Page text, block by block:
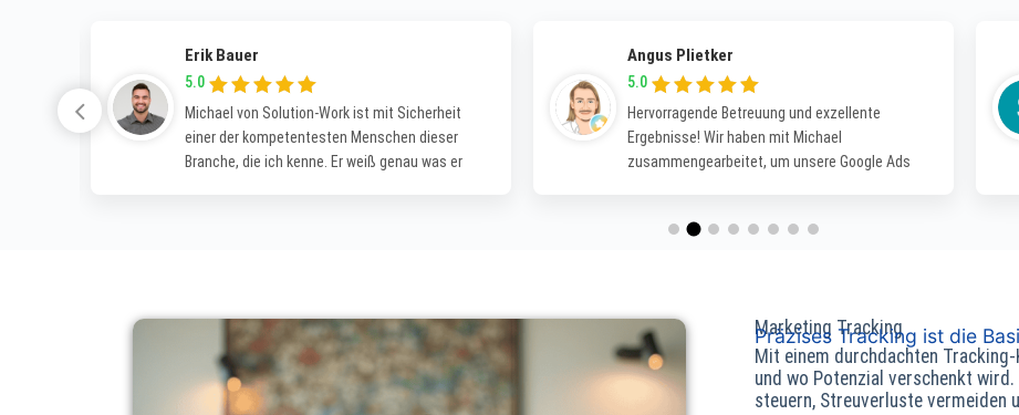
Erik Bauer
5.0
Michael von Solution-Work ist mit Sicherheit
einer der kompetentesten Menschen dieser
Branche, die ich kenne. Er weiß genau was er
Angus Plietker
5.0
Hervorragende Betreuung und exzellente
Ergebnisse! Wir haben mit Michael
zusammengearbeitet, um unsere Google Ads
gesenkt, sondern auch die Conversion-Rate
messbare Erfolge gebracht haben. Michael ist
sehr professionell, reagiert schnell auf
Anfragen und erklärt komplexe Themen
verständlich. Dank seiner Expertise konnten wir
Marketing Tracking
Präzises Tracking ist die
Mit einem durchdachten
und wo Potenzial verschenkt
steuern, Streuverluste vermeiden